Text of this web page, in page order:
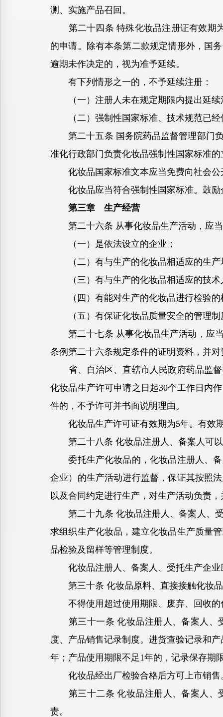
测、实施产品召回。
第二十四条 特殊化妆品注册证有效期为
的申请。除有本条第二款规定情形外，国
逾期未作决定的，视为准予延续。
有下列情形之一的，不予延续注册：
（一）注册人未在规定期限内提出延续
（二）强制性国家标准、技术规范已经
第二十五条 国务院药品监督管理部门负
准化行政部门负责化妆品强制性国家标准
化妆品国家标准文本应当免费向社会公
化妆品应当符合强制性国家标准。鼓励
第三章 生产经营
第二十六条 从事化妆品生产活动，应当
（一）是依法设立的企业；
（二）有与生产的化妆品相适应的生产
（三）有与生产的化妆品相适应的技术
（四）有能对生产的化妆品进行检验的
（五）有保证化妆品质量安全的管理制
第二十七条 从事化妆品生产活动，应当
条例第二十六条规定条件的证明资料，并
省、自治区、直辖市人民政府药品监督
化妆品生产许可申请之日起30个工作日内
件的，不予许可并书面说明理由。
化妆品生产许可证有效期为5年。有效期
第二十八条 化妆品注册人、备案人可以
委托生产化妆品的，化妆品注册人、备
企业）的生产活动进行监督，保证其按照
以及合同约定进行生产，对生产活动负责
第二十九条 化妆品注册人、备案人、受
求组织生产化妆品，建立化妆品生产质量
品检验及留样等管理制度。
化妆品注册人、备案人、受托生产企业
第三十条 化妆品原料、直接接触化妆品
不得使用超过使用期限、废弃、回收的
第三十一条 化妆品注册人、备案人、
度、产品销售记录制度。进货查验记录和
年；产品使用期限不足1年的，记录保存期
化妆品经出厂检验合格后方可上市销售
第三十二条 化妆品注册人、备案人、
责。